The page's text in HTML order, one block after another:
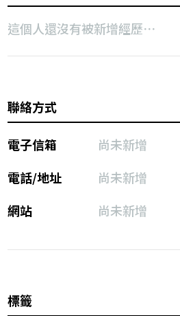
這個人還沒有被新增經歷⋯
聯絡方式
電子信箱
尚未新增
電話/地址
尚未新增
網站
尚未新增
標籤